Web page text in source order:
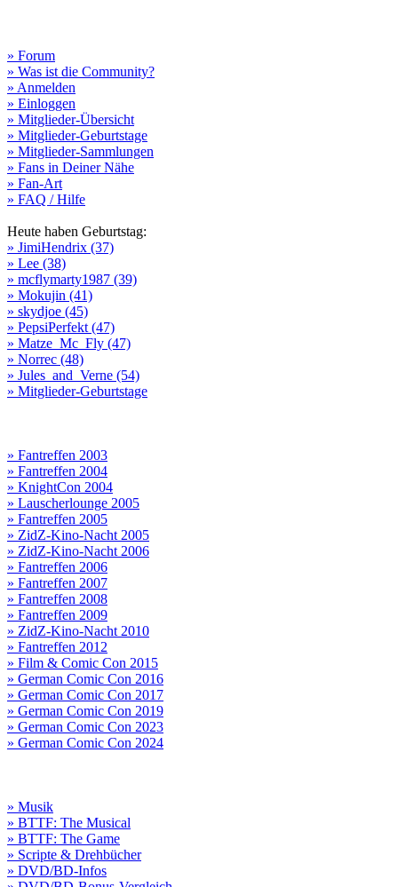
» Forum
» Was ist die Community?
» Anmelden
» Einloggen
» Mitglieder-Übersicht
» Mitglieder-Geburtstage
» Mitglieder-Sammlungen
» Fans in Deiner Nähe
» Fan-Art
» FAQ / Hilfe
Heute haben Geburtstag:
» JimiHendrix (37)
» Lee (38)
» mcflymarty1987 (39)
» Mokujin (41)
» skydjoe (45)
» PepsiPerfekt (47)
» Matze_Mc_Fly (47)
» Norrec (48)
» Jules_and_Verne (54)
» Mitglieder-Geburtstage
» Fantreffen 2003
» Fantreffen 2004
» KnightCon 2004
» Lauscherlounge 2005
» Fantreffen 2005
» ZidZ-Kino-Nacht 2005
» ZidZ-Kino-Nacht 2006
» Fantreffen 2006
» Fantreffen 2007
» Fantreffen 2008
» Fantreffen 2009
» ZidZ-Kino-Nacht 2010
» Fantreffen 2012
» Film & Comic Con 2015
» German Comic Con 2016
» German Comic Con 2017
» German Comic Con 2019
» German Comic Con 2023
» German Comic Con 2024
» Musik
» BTTF: The Musical
» BTTF: The Game
» Scripte & Drehbücher
» DVD/BD-Infos